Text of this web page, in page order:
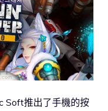
Soft推出了手機的按